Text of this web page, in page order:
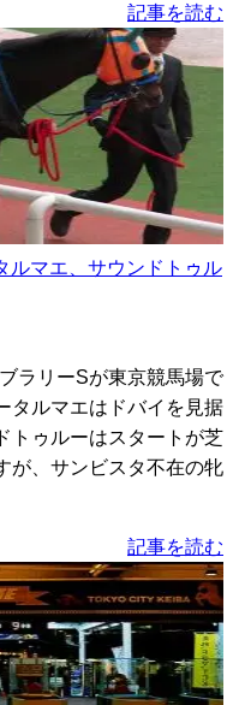
記事を読む
ルマエ、サウンドトゥル
ラリーSが東京競馬場で
タルマエはドバイを見据
トゥルーはスタートが芝
が、サンビスタ不在の牝
記事を読む